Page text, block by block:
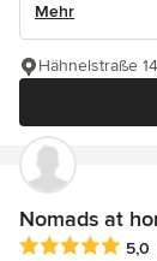
Mehr
Hähnelstraße
Nomads at
5,0